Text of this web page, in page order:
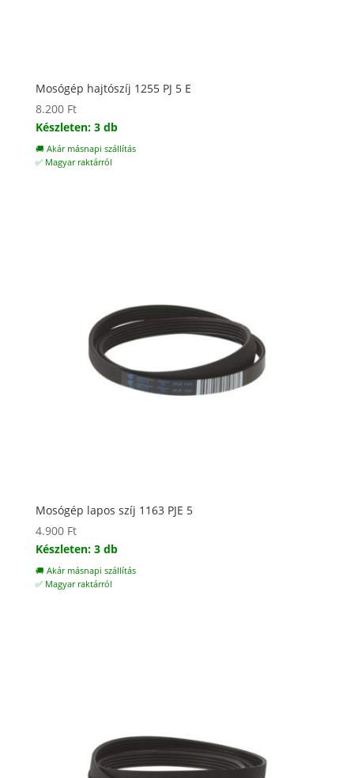
Mosógép hajtószíj 1255 PJ 5 E
8.200 Ft
Készleten: 3 db
🚚 Akár másnapi szállítás
✅ Magyar raktárról
Mosógép lapos szíj 1163 PJE 5
4.900 Ft
Készleten: 3 db
🚚 Akár másnapi szállítás
✅ Magyar raktárról